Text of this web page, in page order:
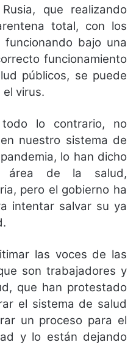
que realizando
total, con los
bajo una
funcionamiento
públicos, se puede
virus.
lo contrario, no
nuestro sistema de
lo han dicho
área de la salud,
pero el gobierno ha
intentar salvar su ya
las voces de las
son trabajadores y
que han protestado
el sistema de salud
un proceso para el
y lo están dejando